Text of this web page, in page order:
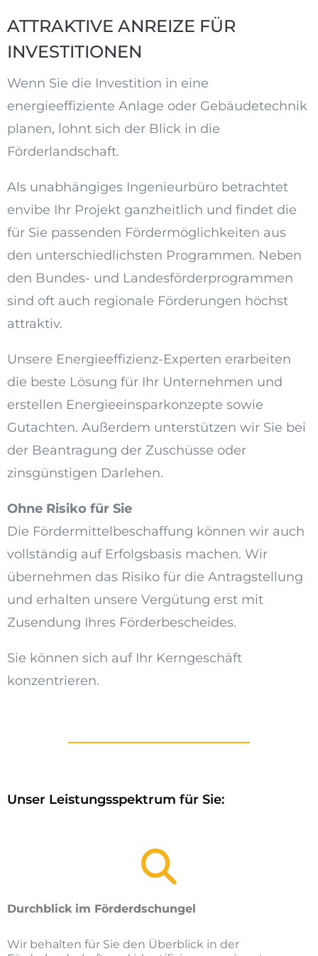
ATTRAKTIVE ANREIZE FÜR
INVESTITIONEN
Wenn Sie die Investition in eine
energieeffiziente Anlage oder Gebäudetechnik
planen, lohnt sich der Blick in die
Förderlandschaft.
Als unabhängiges Ingenieurbüro betrachtet
envibe Ihr Projekt ganzheitlich und findet die
für Sie passenden Fördermöglichkeiten aus
den unterschiedlichsten Programmen. Neben
den Bundes- und Landesförderprogrammen
sind oft auch regionale Förderungen höchst
attraktiv.
Unsere Energieeffizienz-Experten erarbeiten
die beste Lösung für Ihr Unternehmen und
erstellen Energieeinsparkonzepte sowie
Gutachten. Außerdem unterstützen wir Sie bei
der Beantragung der Zuschüsse oder
zinsgünstigen Darlehen.
Ohne Risiko für Sie
Die Fördermittelbeschaffung können wir auch
vollständig auf Erfolgsbasis machen. Wir
übernehmen das Risiko für die Antragstellung
und erhalten unsere Vergütung erst mit
Zusendung Ihres Förderbescheides.
Sie können sich auf Ihr Kerngeschäft
konzentrieren.
Unser Leistungsspektrum für Sie:
Durchblick im Förderdschungel
Wir behalten für Sie den Überblick in der